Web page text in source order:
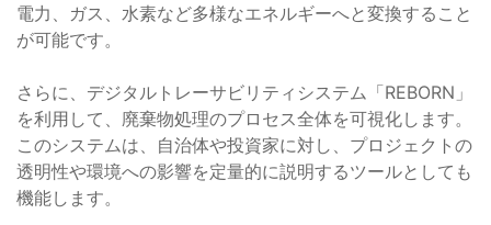
電力、ガス、水素など多様なエネルギーへと変換すること
が可能です。
さらに、デジタルトレーサビリティシステム「REBORN」
を利用して、廃棄物処理のプロセス全体を可視化します。
このシステムは、自治体や投資家に対し、プロジェクトの
透明性や環境への影響を定量的に説明するツールとしても
機能します。